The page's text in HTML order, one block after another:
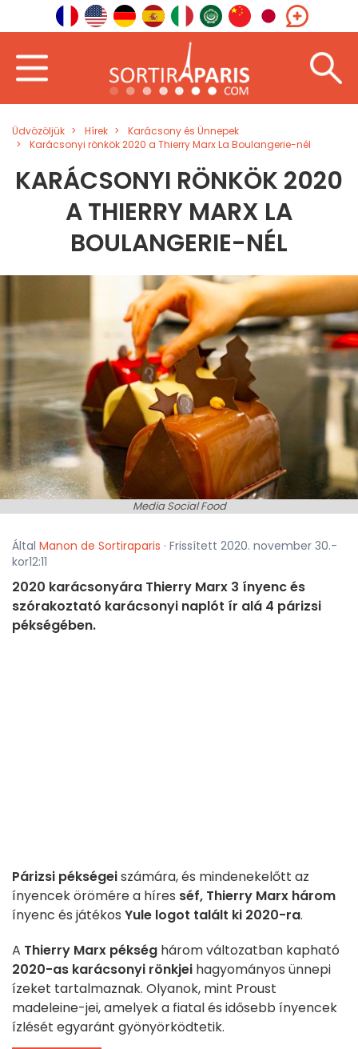
Üdvözöljük Hírek
Karácsony és Ünnepek
Karácsonyi rönkök 2020 a Thierry Marx La Boulangerie-nél
KARÁCSONYI RÖNKÖK 2020
A THIERRY MARX LA
BOULANGERIE-NÉL
Media Social Food
Által Manon de Sortiraparis · Frissített 2020. november 30.-
kor12:11
2020 karácsonyára Thierry Marx 3 ínyenc és
szórakoztató karácsonyi naplót ír alá 4 párizsi
pékségében.
Párizsi pékségeiszámára, és mindenekelőtt az
ínyencek örömére a híres séf, Thierry Marx három
ínyenc és játékos Yule logot talált ki 2020-ra.
A Thierry Marx pékség három változatban kapható
2020-as karácsonyi rönkjei hagyományos ünnepi
ízeket tartalmaznak. Olyanok, mint Proust
madeleine-jei, amelyek a fiatal és idősebb ínyencek
ízlését egyaránt gyönyörködtetik.